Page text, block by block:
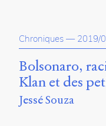
Chroniques — 2019/
Bolsonaro,
Klan et des
Jessé Souza